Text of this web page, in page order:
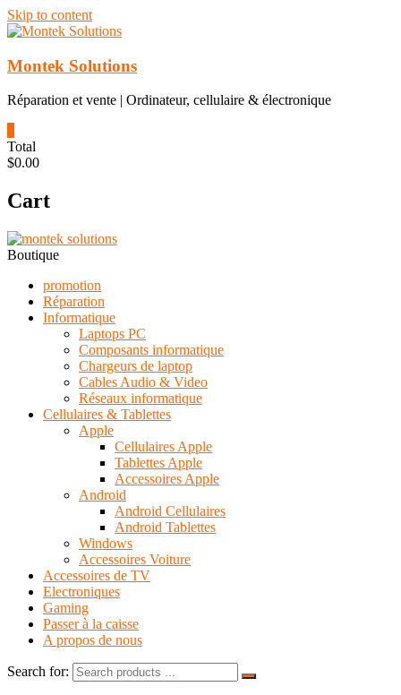
Skip to content
Montek Solutions
Réparation et vente | Ordinateur, cellulaire & électronique
Total
$0.00
Cart
Boutique
promotion
Réparation
Informatique
Laptops PC
Composants informatique
Chargeurs de laptop
Cables Audio & Video
Réseaux informatique
Cellulaires & Tablettes
Apple
Cellulaires Apple
Tablettes Apple
Accessoires Apple
Android
Android Cellulaires
Android Tablettes
Windows
Accessoires Voiture
Accessoires de TV
Electroniques
Gaming
Passer à la caisse
A propos de nous
Search for: